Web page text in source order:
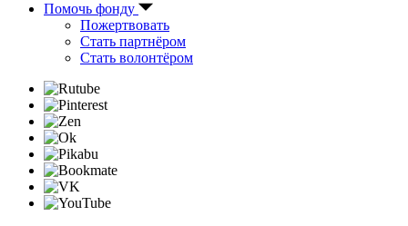
Помочь фонду
Пожертвовать
Стать партнёром
Стать волонтёром